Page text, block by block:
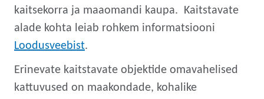
kaitsekorra ja maaomandi kaupa. Kaitstavate
alade kohta leiab rohkem informatsiooni
Loodusveebist.
Erinevate kaitstavate objektide omavahelised
kattuvused on maakondade, kohalike